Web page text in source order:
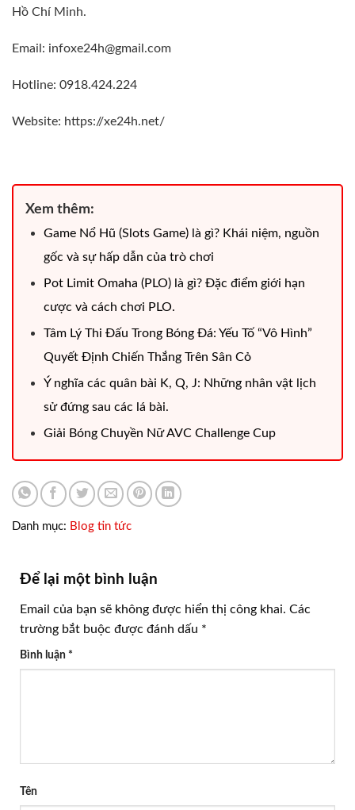
Hồ Chí Minh.
Email: infoxe24h@gmail.com
Hotline: 0918.424.224
Website: https://xe24h.net/
Xem thêm:
Game Nổ Hũ (Slots Game) là gì? Khái niệm, nguồn
gốc và sự hấp dẫn của trò chơi
Pot Limit Omaha (PLO) là gì? Đặc điểm giới hạn
cược và cách chơi PLO.
Tâm Lý Thi Đấu Trong Bóng Đá: Yếu Tố “Vô Hình”
Quyết Định Chiến Thắng Trên Sân Cỏ
Ý nghĩa các quân bài K, Q, J: Những nhân vật lịch
sử đứng sau các lá bài.
Giải Bóng Chuyền Nữ AVC Challenge Cup
Danh mục: Blog tin tức
Để lại một bình luận
Email của bạn sẽ không được hiển thị công khai. Các
trường bắt buộc được đánh dấu *
Bình luận *
Tên